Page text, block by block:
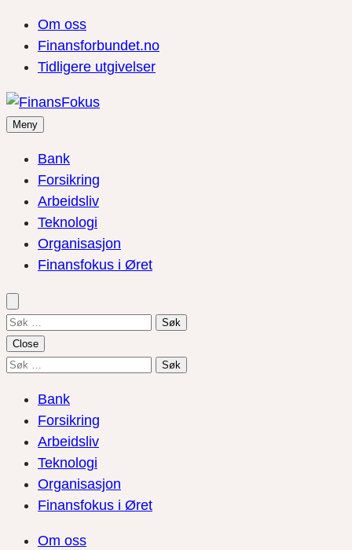
Om oss
Finansforbundet.no
Tidligere utgivelser
Meny
Bank
Forsikring
Arbeidsliv
Teknologi
Organisasjon
Finansfokus i Øret
Søk
etter:
Close
Søk
Bank
Forsikring
Arbeidsliv
Teknologi
Organisasjon
Finansfokus i Øret
Om oss